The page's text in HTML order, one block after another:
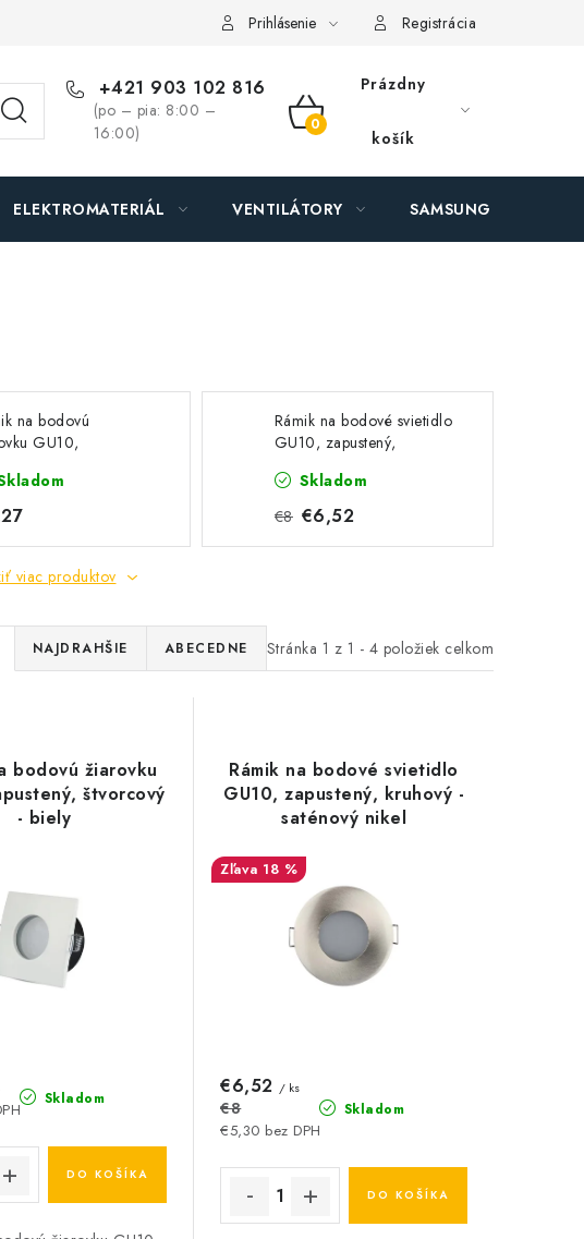
O nás - MEGALED & JANTON Zákamenné Zľavy pre profíkov
Prihlásenie Registrácia
+421 903 102 816
(po – pia: 8:00 –
16:00)
NÁKUPNÝ
KOŠÍK
Prázdny
košík
ELEKTROMATERIÁL VENTILÁTORY SAMSUNG SVIETIDLÁ
na bodovú
GU10,
Rámik na bodové svietidlo
GU10, zapustený,
Skladom
€8 €6,52
viac produktov
Stránka 1 z 1 - 4 položiek celkom
NAJDRAHŠIE ABECEDNE
bodovú žiarovku
štvorcový
- biely
Skladom
DO KOŠÍKA
Rámik na bodové svietidlo
GU10, zapustený, kruhový -
saténový nikel
18 %
Skladom
€5,30 bez DPH
€6,52 / ks
€8
DO KOŠÍKA